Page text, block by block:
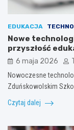
EDUKACJA
Nowe
przyszłość
6 maja 2026
Nowoczesne
Zduńskowolskim
Czytaj dalej